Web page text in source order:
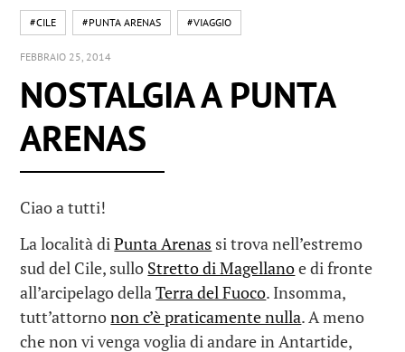
#CILE #PUNTA ARENAS #VIAGGIO
FEBBRAIO 25, 2014
NOSTALGIA A PUNTA
ARENAS
Ciao a tutti!
La località diPunta Arenas si trova nell’estremo
sud del Cile, sullo Stretto di Magellanoe di fronte
all’arcipelago dellaTerra del Fuoco. Insomma,
tutt’attornonon c’è praticamente nulla. A meno
che non vi venga voglia di andare in Antartide,